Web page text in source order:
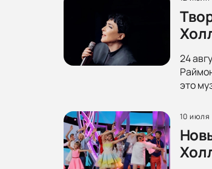
24
это
10 июля